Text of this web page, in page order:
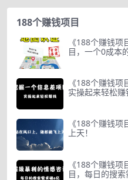
188个赚钱项目
《188个赚钱
目，一个0成本
《188个赚钱项
实操起来轻松赚
《188个赚钱
上天！
《188个赚钱
目，每日的搜